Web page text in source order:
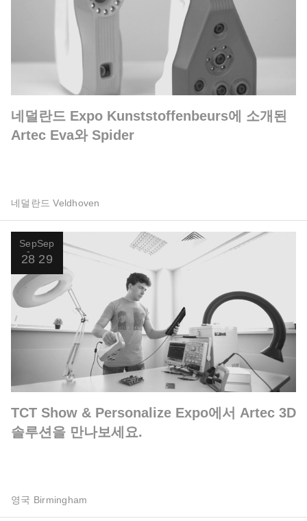
네덜란드 Expo Kunststoffenbeurs에 소개된
Artec Eva와 Spider
네덜란드 Veldhoven
Sep
28
Sep
29
TCT Show & Personalize Expo에서 Artec 3D
솔루션을 만나보세요.
영국 Birmingham